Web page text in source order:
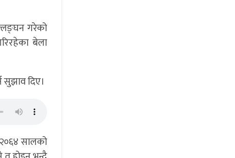
गरेको
बेला
सुझाव दिए।
सालको